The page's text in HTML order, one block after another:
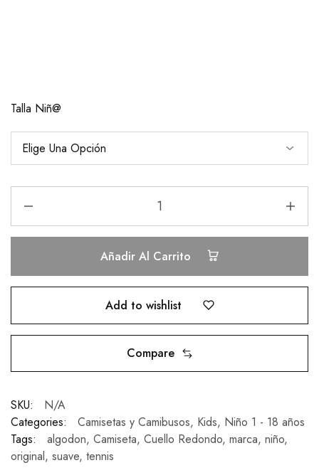
Talla Niñ@
Añadir Al Carrito
Add to wishlist
Compare
SKU:
N/A
Categories:
Camisetas y Camibusos, Kids, Niño 1 - 18 años
Tags:
algodon, Camiseta, Cuello Redondo, marca, niño,
original, suave, tennis